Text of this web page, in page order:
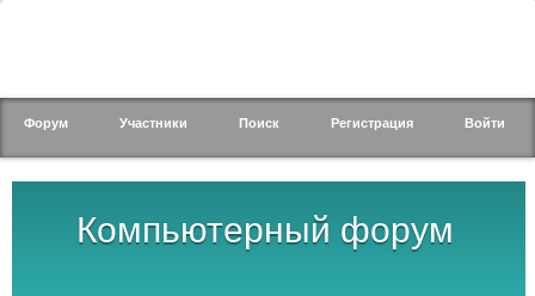
Компьютерный форум
Форум Участники Поиск Регистрация Войти